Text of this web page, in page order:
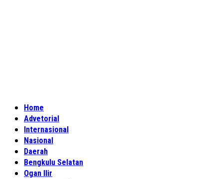
Home
Advetorial
Internasional
Nasional
Daerah
Bengkulu Selatan
Ogan Ilir